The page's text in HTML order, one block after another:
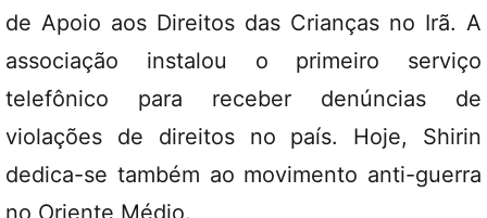
de Apoio aos Direitos das Crianças no Irã. A
associação instalou o primeiro serviço
telefônico para receber denúncias de
violações de direitos no país. Hoje, Shirin
dedica-se também ao movimento anti-guerra